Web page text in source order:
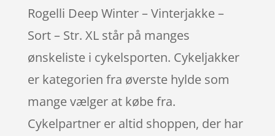
Rogelli Deep Winter – Vinterjakke –
Sort – Str. XL står på manges
ønskeliste i cykelsporten. Cykeljakker
er kategorien fra øverste hylde som
mange vælger at købe fra.
Cykelpartner er altid shoppen, der har